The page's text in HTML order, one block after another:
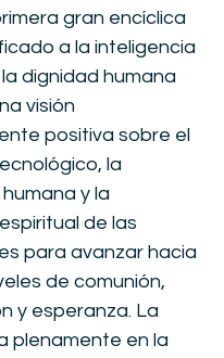
gran encíclica
a la inteligencia
dignidad humana
visión
positiva sobre el
la
y la
de las
para avanzar hacia
de comunión,
y esperanza. La
plenamente en la